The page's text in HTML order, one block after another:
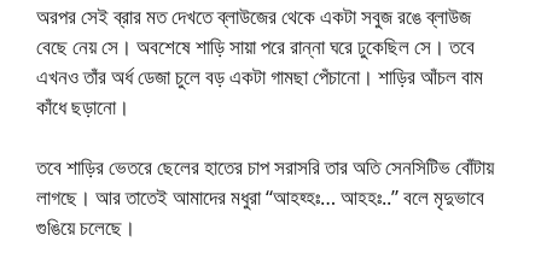
অরপর সেই ব্রার মত দেখতে ব্লাউজের থেকে একটা সবুজ রঙে ব্লাউজ
বেছে নেয় সে। অবশেষে শাড়ি সায়া পরে রান্না ঘরে ঢুকেছিল সে। তবে
এখনও তাঁর অর্ধ ডেজা চুলে বড় একটা গামছা পেঁচানো। শাড়ির আঁচল বাম
কাঁধে ছড়ানো।
তবে শাড়ির ভেতরে ছেলের হাতের চাপ সরাসরি তার অতি সেনসিটিভ বোঁটায়
লাগছে। আর তাতেই আমাদের মধুরা “আহহ্হঃ… আহহঃ..” বলে মৃদুভাবে
গুঙিয়ে চলেছে।